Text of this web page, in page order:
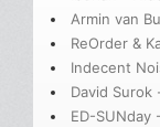
Armin van
ReOrder &
Indecent
David Surok
ED-SUNday